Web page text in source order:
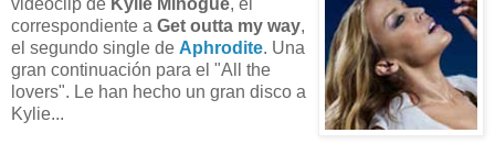
correspondiente a Get outta my way,
el segundo single de Aphrodite. Una
gran continuación para el "All the
lovers". Le han hecho un gran disco a
Kylie...